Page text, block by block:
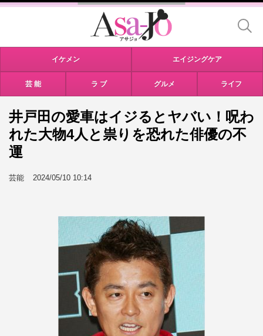
イケメン エイジングケア
芸 能 ラ ブ グルメ ライフ
井戸田の愛車はイジるとヤバい！呪わ
れた大物4人と祟りを恐れた俳優の不
運
芸能 2024/05/10 10:14